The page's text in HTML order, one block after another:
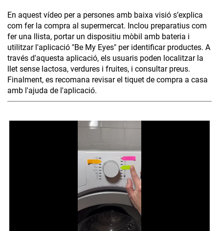
En aquest vídeo per a persones amb baixa visió s’explica
com fer la compra al supermercat. Inclou preparatius com
fer una llista, portar un dispositiu mòbil amb bateria i
utilitzar l'aplicació "Be My Eyes" per identificar productes. A
través d'aquesta aplicació, els usuaris poden localitzar la
llet sense lactosa, verdures i fruites, i consultar preus.
Finalment, es recomana revisar el tiquet de compra a casa
amb l'ajuda de l'aplicació.